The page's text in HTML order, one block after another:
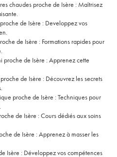
chaudes proche de Isère : Maîtrisez
de Isère : Developpez vos
de Isère : Formations rapides pour
proche de Isère : Apprenez cette
de Isère : Découvrez les secrets
proche de Isère : Techniques pour
de Isère : Cours dédiés aux soins
de Isère : Apprenez à masser les
Isère : Développez vos compétences